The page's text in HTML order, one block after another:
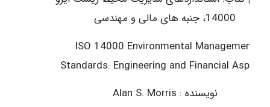
14000، جنبه های مالی و مهندسی
ISO 14000 Environmental Management
Standards: Engineering and Financial Aspects
نویسنده : Alan S. Morris